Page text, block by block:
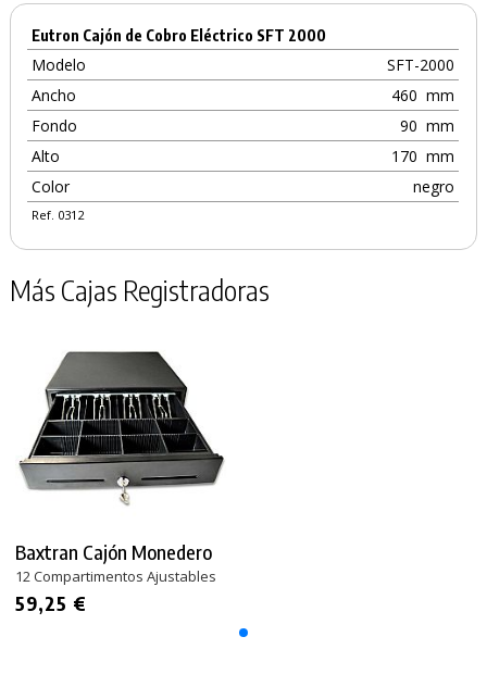
Eutron Cajón de Cobro Eléctrico SFT 2000
Modelo
SFT-2000
Ancho
460 mm
Fondo
90 mm
Alto
170 mm
Color
negro
Ref. 0312
Más Cajas Registradoras
Baxtran Cajón Monedero
12 Compartimentos Ajustables
59,25 €